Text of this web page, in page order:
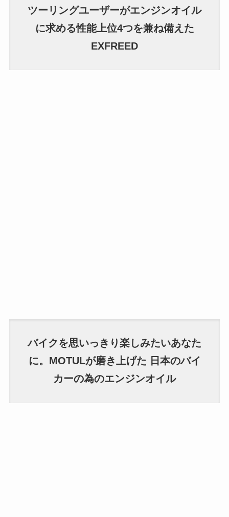
ツーリングユーザーがエンジンオイル
に求める性能上位4つを兼ね備えた
EXFREED
バイクを思いっきり楽しみたいあなた
に。MOTULが磨き上げた 日本のバイ
カーの為のエンジンオイル